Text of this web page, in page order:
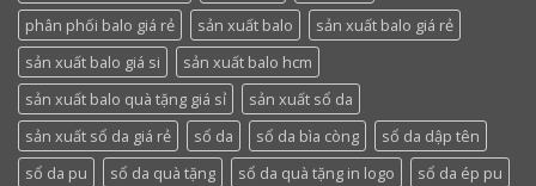
phân phối balo giá rẻ
sản xuất balo
sản xuất balo giá rẻ
sản xuất balo giá si
sản xuất balo hcm
sản xuất balo quà tặng giá sỉ
sản xuất sổ da
sản xuất sổ da giá rẻ
sổ da sổ da bìa còng
sổ da dập tên
sổ da pu
sổ da quà tặng sổ da quà tặng in logo
sổ da ép pu